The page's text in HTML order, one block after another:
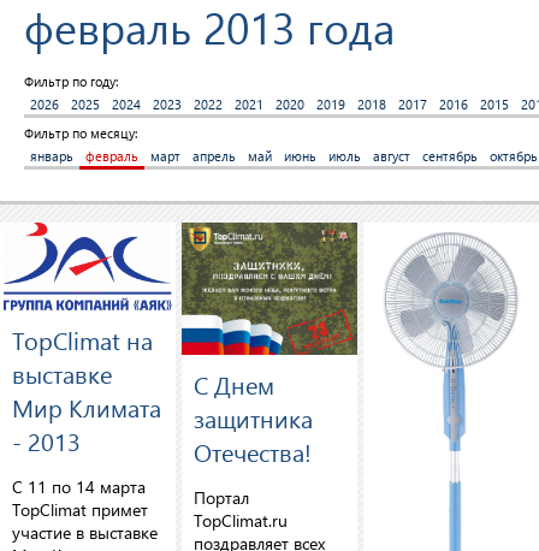
февраль 2013 года
Фильтр по году:
2026
2025 2024 2023 2022 2021 2020 2019 2018 2017 2016 2015
Фильтр по месяцу:
январь
февраль март апрель май июнь июль август сентябрь октябрь
TopClimat на
выставке
Мир Климата
- 2013
С 11 по 14 марта
TopClimat примет
участие в выставке
С Днем
защитника
Отечества!
Портал
TopClimat.ru
поздравляет всех